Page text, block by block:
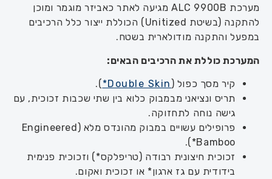
מערכת ALC 9900B מגיעה לאתר כאביזר מוגמר ומוכן
להתקנה (בשיטת Unitized) הכוללת ייצור כלל הרכיבים
במפעל והתקנה מודולארית בשטח.
המערכת כוללת את הרכיבים הבאים:
קיר מסך כפול ( Double Skin*
).
תריס ונציאני מבמבוק כלוא בין שתי שכבות זכוכית, עם
גישה נוחה לתחזוקה.
פרופילים עשויים במבוק מהונדס מלא (Engineered
Bamboo*).
זכוכית חיצונית רבודה (טריפלקס*) וזכוכית פנימית
בידודית עם גז ארגון* או זכוכית ואקום.